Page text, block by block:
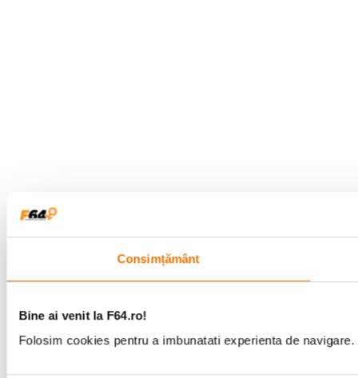
Consimțământ
Bine ai venit la F64.ro!
Folosim cookies pentru a imbunatati experienta de